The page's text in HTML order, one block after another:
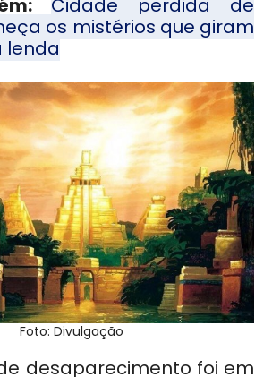
Cidade perdida de
os mistérios que giram
lenda
Foto: Divulgação
desaparecimento foi em